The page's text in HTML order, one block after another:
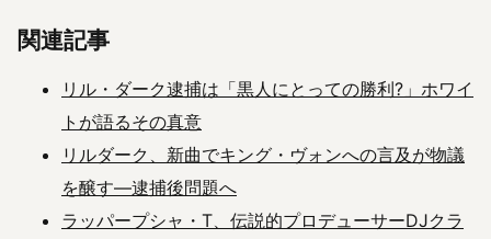
関連記事
リル・ダーク逮捕は「黒人にとっての勝利?」ホワイ
トが語るその真意
リルダーク、新曲でキング・ヴォンへの言及が物議
を醸す—逮捕後問題へ
ラッパープシャ・T、伝説的プロデューサーDJクラ